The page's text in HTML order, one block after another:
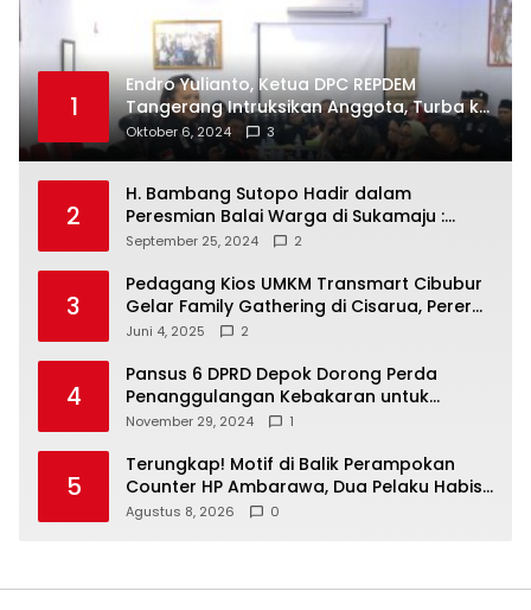
1
Endro Yulianto, Ketua DPC REPDEM
Tangerang Intruksikan Anggota, Turba ke
Masyarakat Dan Jalani Apa Yang di
Putuskan RAKERCABSUS
Oktober 6, 2024 3
2
H. Bambang Sutopo Hadir dalam
Peresmian Balai Warga di Sukamaju :
Wadah Baru untuk Kolaborasi dan
September 25, 2024 2
3
Pedagang Kios UMKM Transmart Cibubur
Gelar Family Gathering di Cisarua, Pererat
Silaturahmi dan Kekompakan
Juni 4, 2025 2
4
Pansus 6 DPRD Depok Dorong Perda
Penanggulangan Kebakaran untuk
Keselamatan Warga
November 29, 2024 1
5
Terungkap! Motif di Balik Perampokan
Counter HP Ambarawa, Dua Pelaku Habisi
Pemilik Toko dan Bawa puluhan HP
Agustus 8, 2026 0